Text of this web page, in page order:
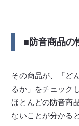
■防音商品の
その商品が、「ど
るか」をチェック
ほとんどの防音商
ないことが分かる